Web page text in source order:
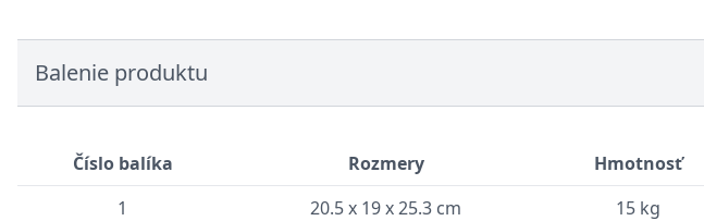
Balenie produktu
Číslo balíka Rozmery
Hmotnosť
1
20.5 x 19 x 25.3 cm 15 kg